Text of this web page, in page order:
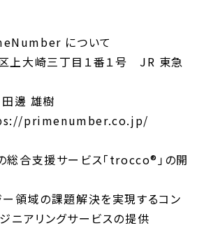
について
上大崎三丁目１番１号 JR 東急
邊 雄樹
primenumber.co.jp/
総合支援サービス「trocco®」の開
ー領域の課題解決を実現するコン
ジニアリングサービスの提供